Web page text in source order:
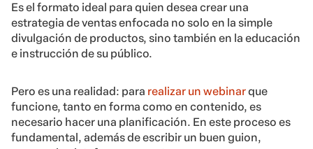
Es el formato ideal para quien desea crear una
estrategia de ventas enfocada no solo en la simple
divulgación de productos, sino también en la educación
e instrucción de su público.
Pero es una realidad: para realizar un webinarque
funcione, tanto en forma como en contenido, es
necesario hacer una planificación. En este proceso es
fundamental, además de escribir un buen guion,